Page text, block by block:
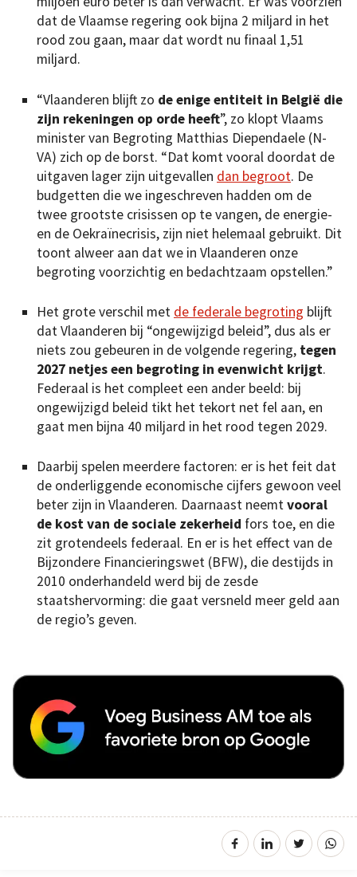
dat de Vlaamse regering ook bijna 2 miljard in het
rood zou gaan, maar dat wordt nu finaal 1,51
miljard.
“Vlaanderen blijft zo de enige entiteit in België die
zijn rekeningen op orde heeft”, zo klopt Vlaams
minister van Begroting Matthias Diependaele (N-
VA) zich op de borst. “Dat komt vooral doordat de
uitgaven lager zijn uitgevallen dan begroot. De
budgetten die we ingeschreven hadden om de
twee grootste crisissen op te vangen, de energie-
en de Oekraïnecrisis, zijn niet helemaal gebruikt. Dit
toont alweer aan dat we in Vlaanderen onze
begroting voorzichtig en bedachtzaam opstellen.”
Het grote verschil met de federale begroting blijft
dat Vlaanderen bij “ongewijzigd beleid”, dus als er
niets zou gebeuren in de volgende regering, tegen
2027 netjes een begroting in evenwicht krijgt.
Federaal is het compleet een ander beeld: bij
ongewijzigd beleid tikt het tekort net fel aan, en
gaat men bijna 40 miljard in het rood tegen 2029.
Daarbij spelen meerdere factoren: er is het feit dat
de onderliggende economische cijfers gewoon veel
beter zijn in Vlaanderen. Daarnaast neemtvooral
de kost van de sociale zekerheid fors toe, en die
zit grotendeels federaal. En er is het effect van de
Bijzondere Financieringswet (BFW), die destijds in
2010 onderhandeld werd bij de zesde
staatshervorming: die gaat versneld meer geld aan
de regio’s geven.